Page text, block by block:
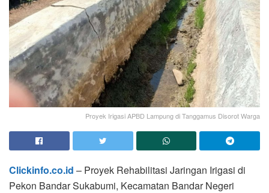
Proyek Irigasi APBD Lampung di Tanggamus Disorot Warga
Clickinfo.co.id – Proyek Rehabilitasi Jaringan Irigasi di
Pekon Bandar Sukabumi, Kecamatan Bandar Negeri